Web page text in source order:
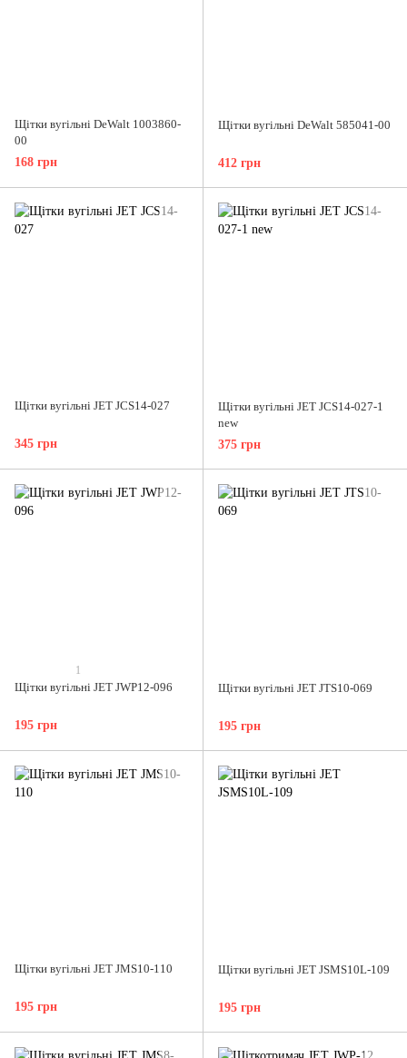
Щітки вугільні DeWalt 1003860-
00
168 грн
Щітки вугільні DeWalt 585041-00
412 грн
Щітки вугільні JET JCS14-027
345 грн
Щітки вугільні JET JCS14-027-1
new
375 грн
1
Щітки вугільні JET JWP12-096
195 грн
Щітки вугільні JET JTS10-069
195 грн
Щітки вугільні JET JMS10-110
195 грн
Щітки вугільні JET JSMS10L-109
195 грн